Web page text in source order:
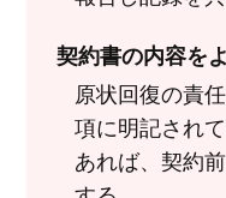
契約書の内容を
原状回復の責
項に明記され
あれば、契約